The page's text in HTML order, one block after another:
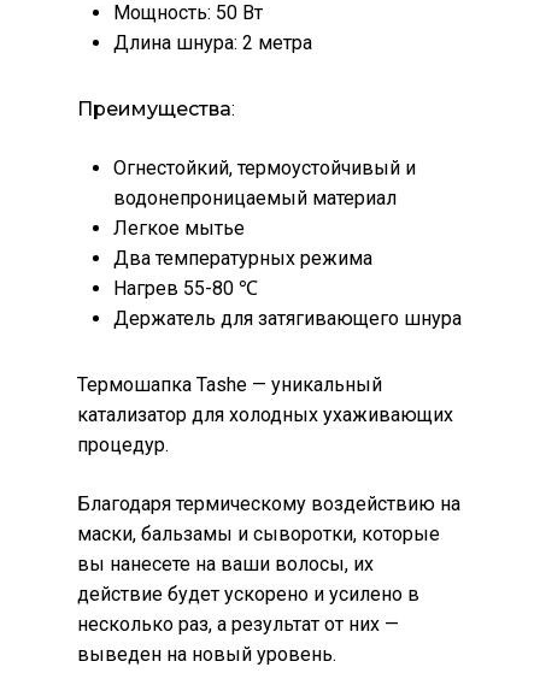
Мощность: 50 Вт
Длина шнура: 2 метра
Преимущества:
Огнестойкий, термоустойчивый и
водонепроницаемый материал
Легкое мытье
Два температурных режима
Нагрев 55-80 ℃
Держатель для затягивающего шнура
Термошапка Tashe — уникальный
катализатор для холодных ухаживающих
процедур.
Благодаря термическому воздействию на
маски, бальзамы и сыворотки, которые
вы нанесете на ваши волосы, их
действие будет ускорено и усилено в
несколько раз, а результат от них —
выведен на новый уровень.
Сохранить моё имя, email и
адрес сайта в этом браузере для